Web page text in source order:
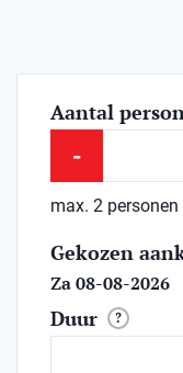
Aantal
-
max. 2
Gekozen
Za 08-08-2026
Duur ?